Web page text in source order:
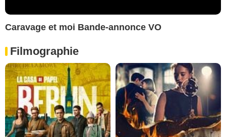
Caravage et moi Bande-annonce VO
Filmographie